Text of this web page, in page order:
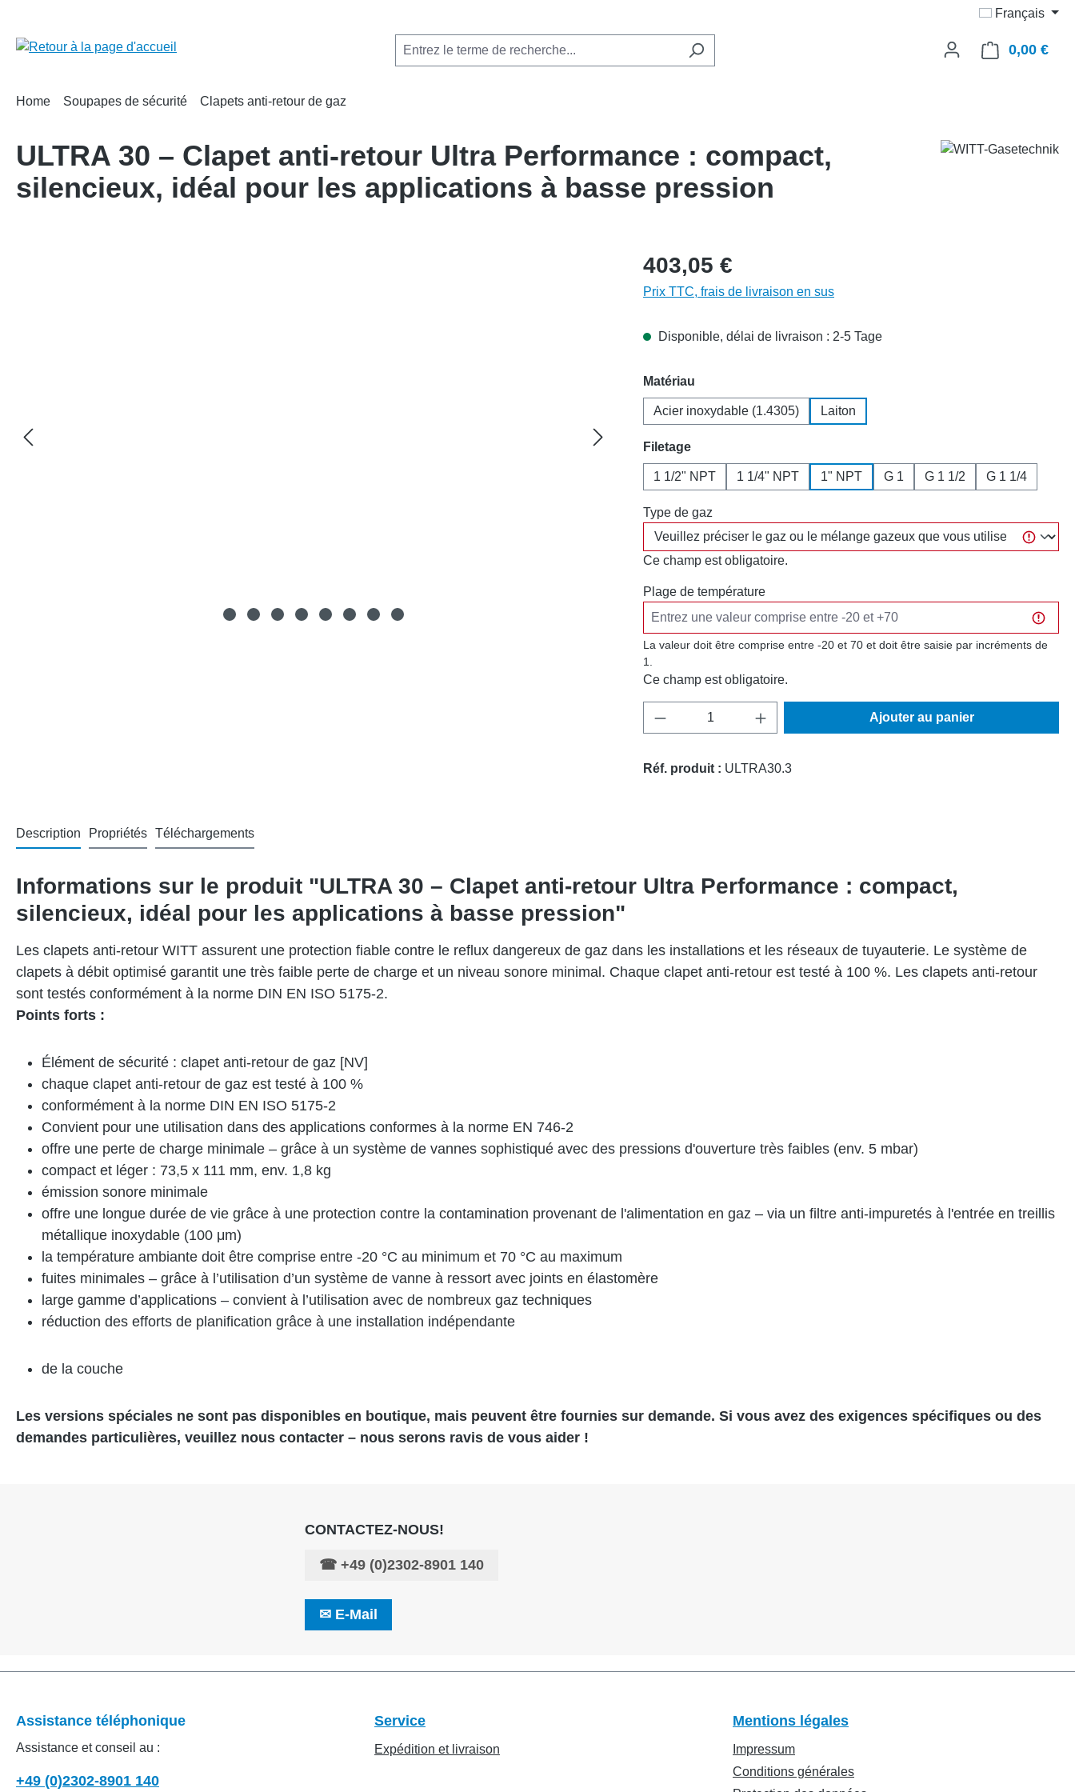
Français
0,00 €Le
Home Soupapes de sécurité Clapets anti‑retour de gaz
ULTRA 30 – Clapet anti-retour Ultra Performance : compact,
silencieux, idéal pour les applications à basse pression
403,05 €
Prix TTC, frais de livraison en sus
Disponible, délai de livraison : 2-5 Tage
Sélectionnez
Matériau
Acier inoxydable (1.4305) Laiton
Sélectionnez
Filetage
1 1/2" NPT 1 1/4" NPT 1" NPT G 1 G 1 1/2 G 1 1/4
Type de gaz
Ce champ est obligatoire.
Plage de température
La valeur doit être comprise entre -20 et 70 et doit être saisie par incréments de
1.
Ce champ est obligatoire.
Quantité de produit : Entrez la quantité souhaitée
Ajouter au panier
Réf. produit : ULTRA30.3
Description Propriétés Téléchargements
Informations sur le produit "ULTRA 30 – Clapet anti-retour Ultra Performance : compact,
silencieux, idéal pour les applications à basse pression"
Les clapets anti-retour WITT assurent une protection fiable contre le reflux dangereux de gaz dans les installations et les réseaux de tuyauterie. Le système de
clapets à débit optimisé garantit une très faible perte de charge et un niveau sonore minimal. Chaque clapet anti-retour est testé à 100 %. Les clapets anti-retour
sont testés conformément à la norme DIN EN ISO 5175-2.
Points forts :
Élément de sécurité : clapet anti-retour de gaz [NV]
chaque clapet anti-retour de gaz est testé à 100 %
conformément à la norme DIN EN ISO 5175-2
Convient pour une utilisation dans des applications conformes à la norme EN 746-2
offre une perte de charge minimale – grâce à un système de vannes sophistiqué avec des pressions d'ouverture très faibles (env. 5 mbar)
compact et léger : 73,5 x 111 mm, env. 1,8 kg
émission sonore minimale
offre une longue durée de vie grâce à une protection contre la contamination provenant de l'alimentation en gaz – via un filtre anti-impuretés à l'entrée en treillis
métallique inoxydable (100 μm)
la température ambiante doit être comprise entre -20 °C au minimum et 70 °C au maximum
fuites minimales – grâce à l’utilisation d’un système de vanne à ressort avec joints en élastomère
large gamme d’applications – convient à l’utilisation avec de nombreux gaz techniques
réduction des efforts de planification grâce à une installation indépendante
de la couche
Les versions spéciales ne sont pas disponibles en boutique, mais peuvent être fournies sur demande. Si vous avez des exigences spécifiques ou des
demandes particulières, veuillez nous contacter – nous serons ravis de vous aider !
CONTACTEZ-NOUS!
☎ +49 (0)2302-8901 140
✉ E-Mail
Assistance téléphonique
Assistance et conseil au :
+49 (0)2302-8901 140
Service
Expédition et livraison
Mentions légales
Impressum
Conditions générales